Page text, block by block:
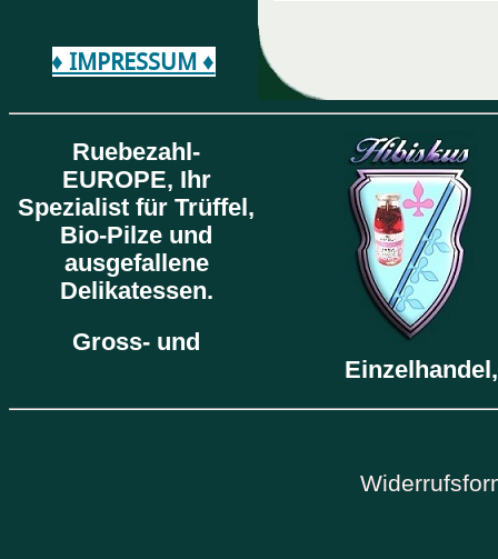
♦ IMPRESSUM ♦
Ruebezahl-
EUROPE, Ihr
Spezialist für Trüffel,
Bio-Pilze und
ausgefallene
Delikatessen.
Gross- und